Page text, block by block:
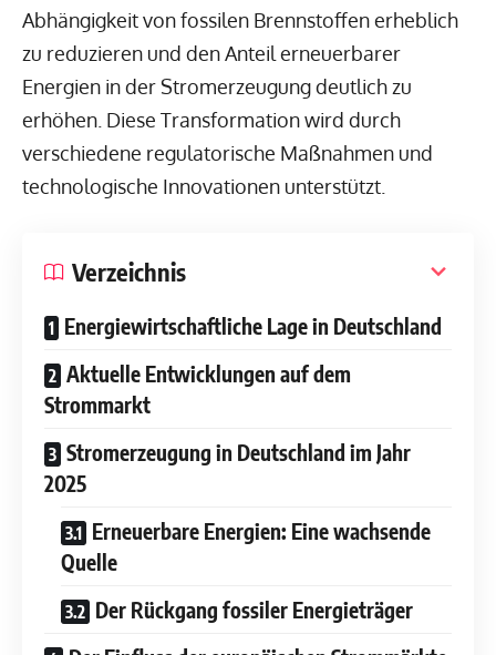
Abhängigkeit von fossilen Brennstoffen erheblich
zu reduzieren und den Anteil erneuerbarer
Energien in der Stromerzeugung deutlich zu
erhöhen. Diese Transformation wird durch
verschiedene regulatorische Maßnahmen und
technologische Innovationen unterstützt.
Verzeichnis
Energiewirtschaftliche Lage in Deutschland
Aktuelle Entwicklungen auf dem
Strommarkt
Stromerzeugung in Deutschland im Jahr
2025
Erneuerbare Energien: Eine wachsende
Quelle
Der Rückgang fossiler Energieträger